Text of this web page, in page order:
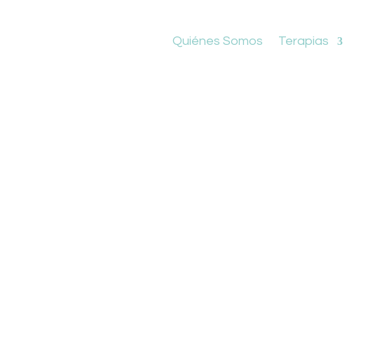
Quiénes Somos Terapias